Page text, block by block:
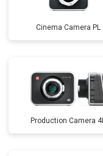
Cinema Camera PL
Production Camera